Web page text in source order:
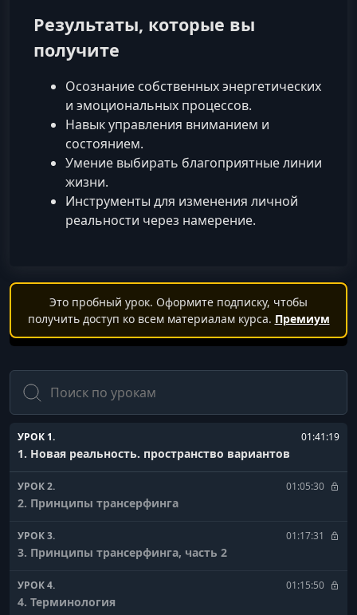
Результаты, которые вы
получите
Осознание собственных энергетических
и эмоциональных процессов.
Навык управления вниманием и
состоянием.
Умение выбирать благоприятные линии
жизни.
Инструменты для изменения личной
реальности через намерение.
Это пробный урок. Оформите подписку, чтобы
получить доступ ко всем материалам курса. Премиум
Поиск
УРОК 1. 01:41:19
1. Новая реальность. пространство вариантов
УРОК 2. 01:05:30
2. Принципы трансерфинга
УРОК 3. 01:17:31
3. Принципы трансерфинга, часть 2
УРОК 4. 01:15:50
4. Терминология